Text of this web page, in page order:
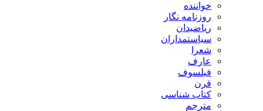
خواننده
روزنامه نگار
ریاضیدان
سیاستمداران
شعرا
عارف
فیلسوف
قرن
کتاب شناسی
مترجم